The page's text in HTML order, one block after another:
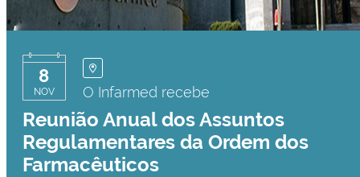
8
NOV O Infarmed recebe
Reunião Anual dos Assuntos
Regulamentares da Ordem dos
Farmacêuticos